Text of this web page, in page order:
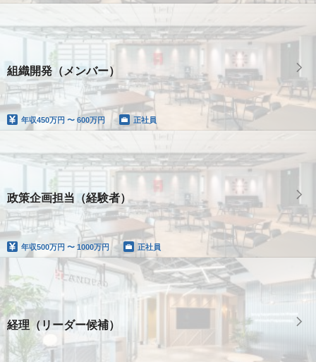
組織開発（メンバー）
年収450万円 〜 600万円 正社員
政策企画担当（経験者）
年収500万円 〜 1000万円 正社員
経理（リーダー候補）